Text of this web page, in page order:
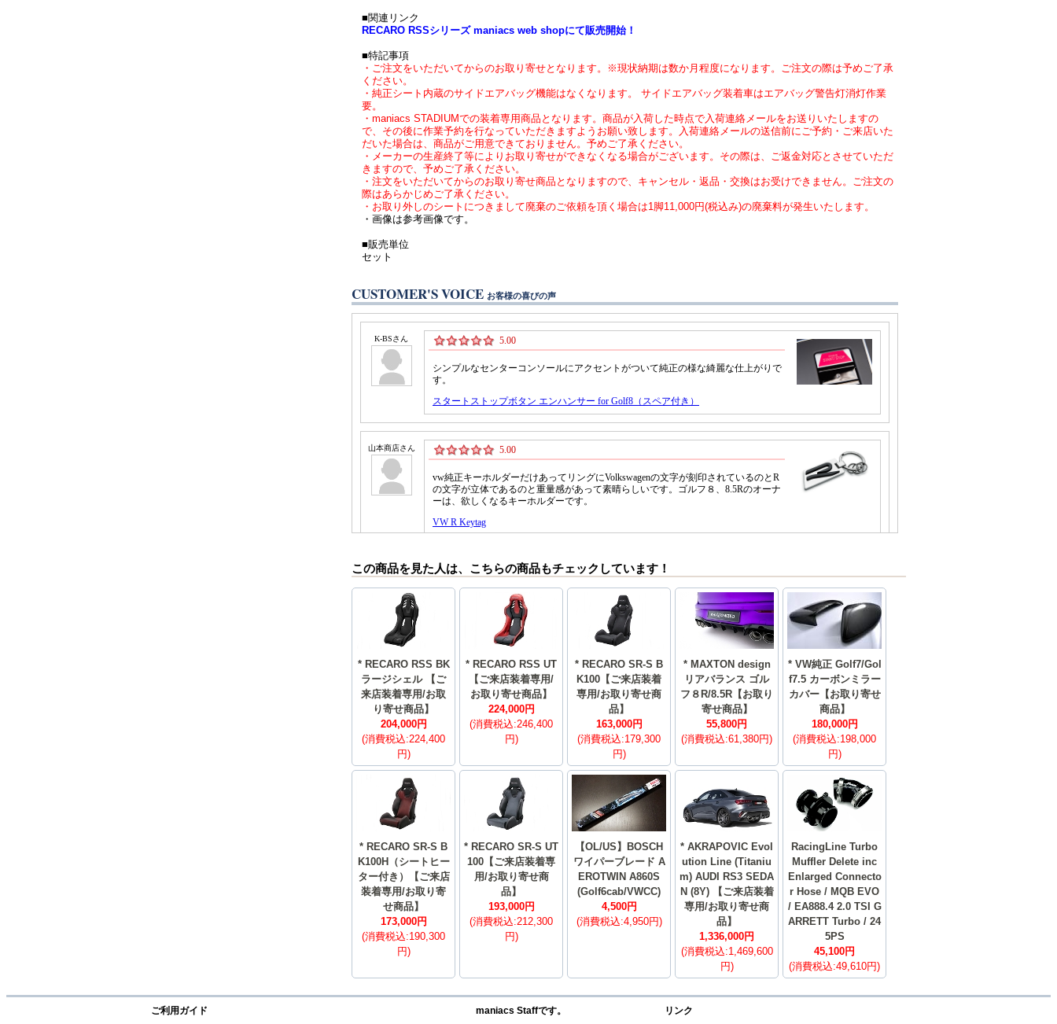
■関連リンク
RECARO RSSシリーズ maniacs web shopにて販売開始！
■特記事項
・ご注文をいただいてからのお取り寄せとなります。※現状納期は数か月程度になります。ご注文の際は予めご了承
ください。
・純正シート内蔵のサイドエアバッグ機能はなくなります。 サイドエアバッグ装着車はエアバッグ警告灯消灯作業
要。
・maniacs STADIUMでの装着専用商品となります。商品が入荷した時点で入荷連絡メールをお送りいたしますの
で、その後に作業予約を行なっていただきますようお願い致します。入荷連絡メールの送信前にご予約・ご来店いた
だいた場合は、商品がご用意できておりません。予めご了承ください。
・メーカーの生産終了等によりお取り寄せができなくなる場合がございます。その際は、ご返金対応とさせていただ
きますので、予めご了承ください。
・注文をいただいてからのお取り寄せ商品となりますので、キャンセル・返品・交換はお受けできません。ご注文の
際はあらかじめご了承ください。
・お取り外しのシートにつきまして廃棄のご依頼を頂く場合は1脚11,000円(税込み)の廃棄料が発生いたします。
・画像は参考画像です。
■販売単位
セット
CUSTOMER'S VOICE お客様の喜びの声
この商品を見た人は、こちらの商品もチェックしています！
* RECARO RSS BK
ラージシェル 【ご
来店装着専用/お取
り寄せ商品】
204,000円
(消費税込:224,400
円)
* RECARO RSS UT
【ご来店装着専用/
お取り寄せ商品】
224,000円
(消費税込:246,400
円)
* RECARO SR-S B
K100【ご来店装着
専用/お取り寄せ商
品】
163,000円
(消費税込:179,300
円)
* MAXTON design
リアバランス ゴル
フ８R/8.5R【お取り
寄せ商品】
55,800円
(消費税込:61,380円)
* VW純正 Golf7/Gol
f7.5 カーボンミラー
カバー【お取り寄せ
商品】
180,000円
(消費税込:198,000
円)
* RECARO SR-S B
K100H（シートヒー
ター付き）【ご来店
装着専用/お取り寄
せ商品】
173,000円
(消費税込:190,300
円)
* RECARO SR-S UT
100【ご来店装着専
用/お取り寄せ商
品】
193,000円
(消費税込:212,300
円)
【OL/US】BOSCH
ワイパーブレード A
EROTWIN A860S
(Golf6cab/VWCC)
4,500円
(消費税込:4,950円)
* AKRAPOVIC Evol
ution Line (Titaniu
m) AUDI RS3 SEDA
N (8Y) 【ご来店装着
専用/お取り寄せ商
品】
1,336,000円
(消費税込:1,469,600
円)
RacingLine Turbo
Muffler Delete inc
Enlarged Connecto
r Hose / MQB EVO
/ EA888.4 2.0 TSI G
ARRETT Turbo / 24
5PS
45,100円
(消費税込:49,610円)
ご利用ガイド maniacs Staffです。 リンク